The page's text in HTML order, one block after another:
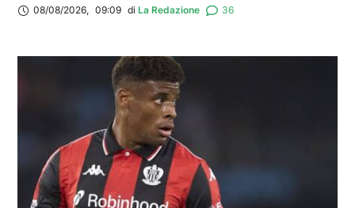
08/08/2026, 09:09 di La Redazione 36